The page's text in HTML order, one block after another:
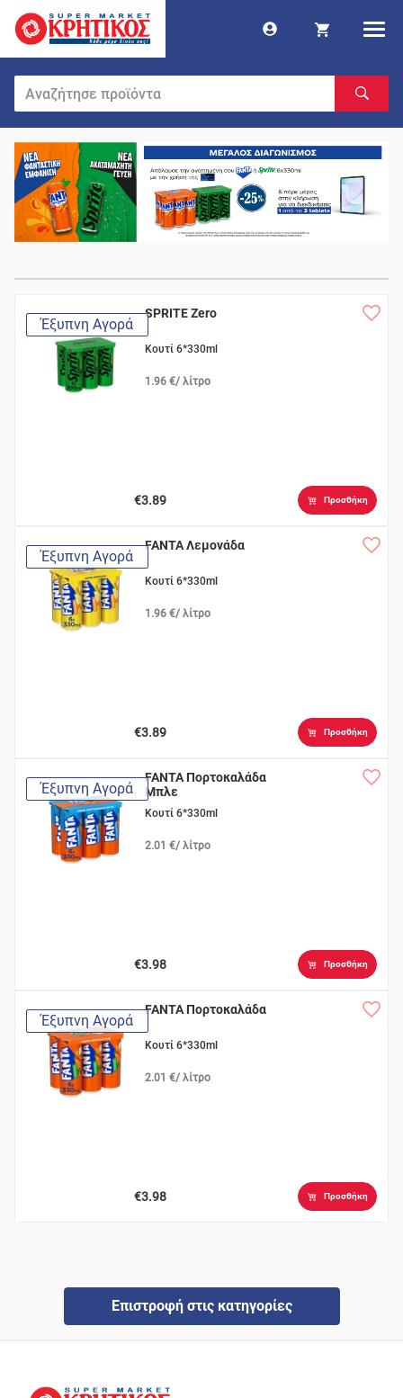
Έξυπνη Αγορά
SPRITE Zero
Κουτί 6*330ml
1.96 €/ λίτρο
€3.89 Προσθήκη
Έξυπνη Αγορά
FANTA Λεμονάδα
Κουτί 6*330ml
1.96 €/ λίτρο
€3.89 Προσθήκη
Έξυπνη Αγορά
FANTA Πορτοκαλάδα
Μπλε
Κουτί 6*330ml
2.01 €/ λίτρο
€3.98 Προσθήκη
Έξυπνη Αγορά
FANTA Πορτοκαλάδα
Κουτί 6*330ml
2.01 €/ λίτρο
€3.98 Προσθήκη
Επιστροφή στις κατηγορίες